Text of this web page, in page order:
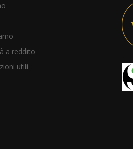
a reddito
utili